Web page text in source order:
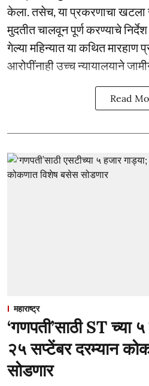
केला. तसेच, या प्रकरणाचा खटला
मुदतीत चालवून पूर्ण करण्याचे
गेल्या महिन्यात या कथित मारहाण
आरोपींनाही उच्च न्यायालयाने
Read
महाराष्ट्र
‘गणपती’साठी ST च्या
२५ सप्टेंबर दरम्यान
सोडणार